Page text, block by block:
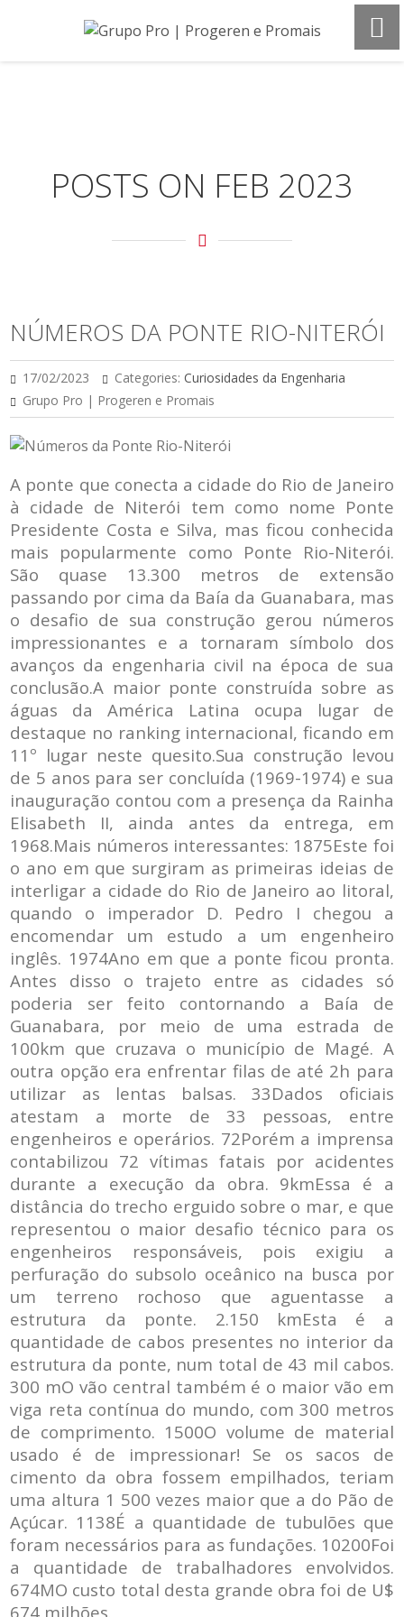
POSTS ON FEB 2023
NÚMEROS DA PONTE RIO-NITERÓI
17/02/2023 Categories:Curiosidades da Engenharia
Grupo Pro | Progeren e Promais
A ponte que conecta a cidade do Rio de Janeiro
à cidade de Niterói tem como nome Ponte
Presidente Costa e Silva, mas ficou conhecida
mais popularmente como Ponte Rio-Niterói.
São quase 13.300 metros de extensão
passando por cima da Baía da Guanabara, mas
o desafio de sua construção gerou números
impressionantes e a tornaram símbolo dos
avanços da engenharia civil na época de sua
conclusão.A maior ponte construída sobre as
águas da América Latina ocupa lugar de
destaque no ranking internacional, ficando em
11º lugar neste quesito.Sua construção levou
de 5 anos para ser concluída (1969-1974) e sua
inauguração contou com a presença da Rainha
Elisabeth II, ainda antes da entrega, em
1968.Mais números interessantes: 1875Este foi
o ano em que surgiram as primeiras ideias de
interligar a cidade do Rio de Janeiro ao litoral,
quando o imperador D. Pedro I chegou a
encomendar um estudo a um engenheiro
inglês. 1974Ano em que a ponte ficou pronta.
Antes disso o trajeto entre as cidades só
poderia ser feito contornando a Baía de
Guanabara, por meio de uma estrada de
100km que cruzava o município de Magé. A
outra opção era enfrentar filas de até 2h para
utilizar as lentas balsas. 33Dados oficiais
atestam a morte de 33 pessoas, entre
engenheiros e operários. 72Porém a imprensa
contabilizou 72 vítimas fatais por acidentes
durante a execução da obra. 9kmEssa é a
distância do trecho erguido sobre o mar, e que
representou o maior desafio técnico para os
engenheiros responsáveis, pois exigiu a
perfuração do subsolo oceânico na busca por
um terreno rochoso que aguentasse a
estrutura da ponte. 2.150 kmEsta é a
quantidade de cabos presentes no interior da
estrutura da ponte, num total de 43 mil cabos.
300 mO vão central também é o maior vão em
viga reta contínua do mundo, com 300 metros
de comprimento. 1500O volume de material
usado é de impressionar! Se os sacos de
cimento da obra fossem empilhados, teriam
uma altura 1 500 vezes maior que a do Pão de
Açúcar. 1138É a quantidade de tubulões que
foram necessários para as fundações. 10200Foi
a quantidade de trabalhadores envolvidos.
674MO custo total desta grande obra foi de U$
674 milhões.